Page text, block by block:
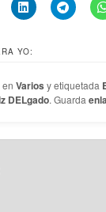
YO:
enVarios y etiquetada
DELgado. Guarda